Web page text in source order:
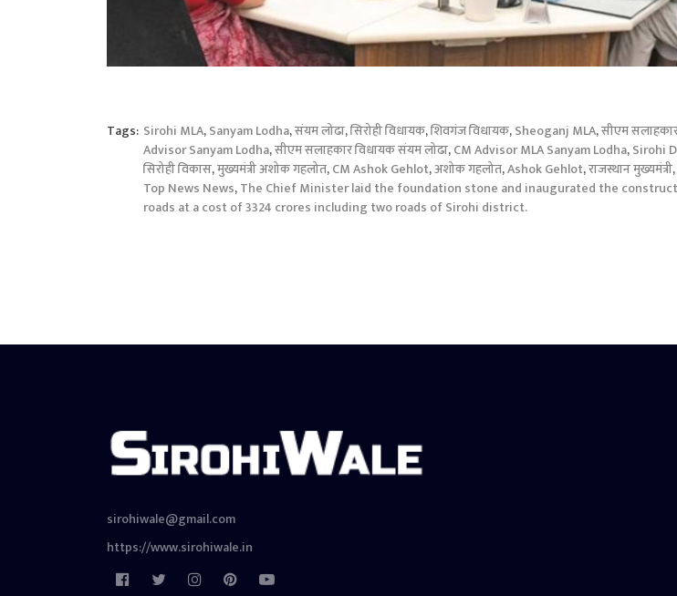
Tags: Sirohi MLA,Sanyam Lodha,संयम लोढा,सिरोही विधायक,शिवगंज विधायक,Sheoganj MLA,सीएम
Advisor Sanyam Lodha,सीएम सलाहकार विधायक संयम लोढा,CM Advisor MLA Sanyam Lodha,Sirohi
सिरोही विकास,मुख्यमंत्री अशोक गहलोत,CM Ashok Gehlot,अशोक गहलोत,Ashok Gehlot,राजस्‍थान मुख्यमंत्री,
Top News News,The Chief Minister laid the foundation stone and inaugurated the
roads at a cost of 3324 crores including two roads of Sirohi district.
sirohiwale@gmail.com
https://www.sirohiwale.in